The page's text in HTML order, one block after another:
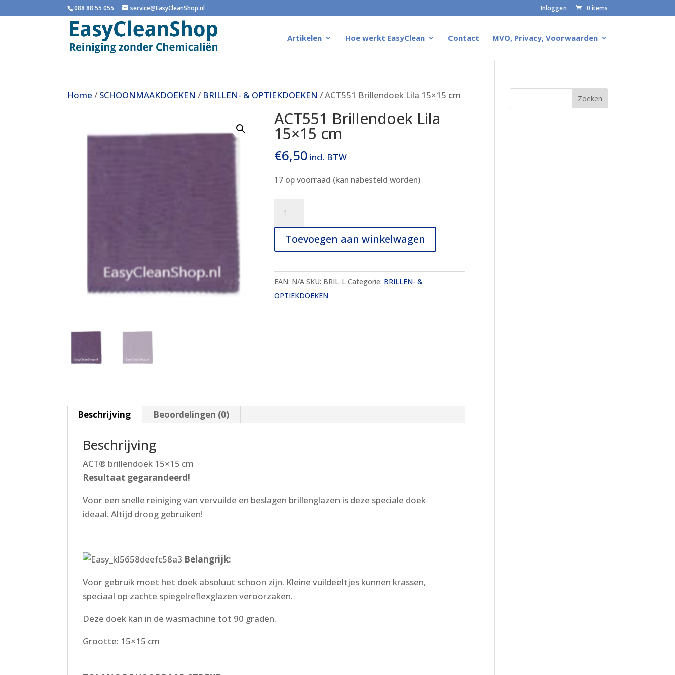
088 88 55 055 service@EasyCleanShop.nl Inloggen 0 items
Artikelen Hoe werkt EasyClean Contact MVO, Privacy, Voorwaarden
Home / SCHOONMAAKDOEKEN / BRILLEN- & OPTIEKDOEKEN / ACT551 Brillendoek Lila 15×15 cm
ACT551 Brillendoek Lila
15×15 cm
€6,50 incl. BTW
17 op voorraad (kan nabesteld worden)
Brillendoek
Lila
15x15
aantal
Toevoegen aan winkelwagen
EAN: N/A SKU: BRIL-L Categorie: BRILLEN- &
OPTIEKDOEKEN
Beschrijving Beoordelingen (0)
Beschrijving
ACT® brillendoek 15×15 cm
Resultaat gegarandeerd!
Voor een snelle reiniging van vervuilde en beslagen brillenglazen is deze speciale doek
ideaal. Altijd droog gebruiken!
Belangrijk:
Voor gebruik moet het doek absoluut schoon zijn. Kleine vuildeeltjes kunnen krassen,
speciaal op zachte spiegelreflexglazen veroorzaken.
Deze doek kan in de wasmachine tot 90 graden.
Grootte: 15×15 cm